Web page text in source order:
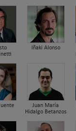
Iñaki Alonso
Juan María
Hidalgo Betanzos